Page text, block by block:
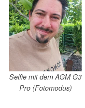
Selfie mit dem AGM G3
Pro (Fotomodus)